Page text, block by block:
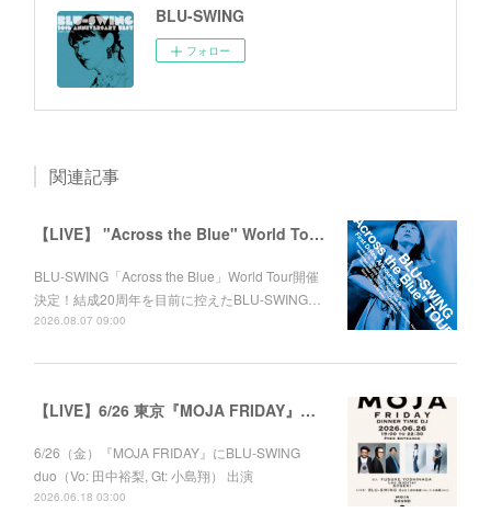
BLU-SWING
フォロー
関連記事
【LIVE】 "Across the Blue" World Tour 2026
BLU-SWING「Across the Blue」World Tour開催
決定！結成20周年を目前に控えたBLU-SWING…
2026.08.07 09:00
【LIVE】6/26 東京『MOJA FRIDAY』出演
6/26（金）『MOJA FRIDAY』にBLU-SWING
duo（Vo: 田中裕梨, Gt: 小島翔） 出演
2026.06.18 03:00